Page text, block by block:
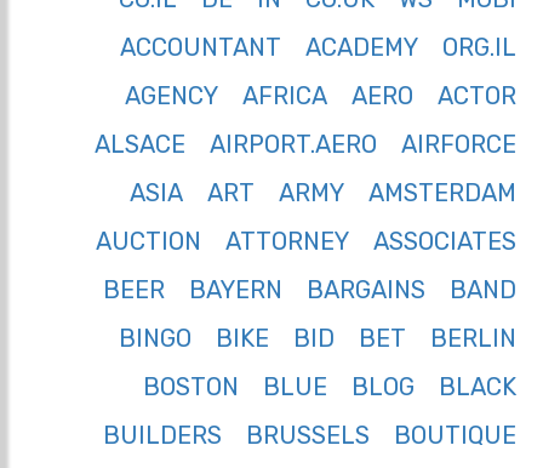
ORG.IL
ACADEMY
ACCOUNTANT
ACTOR
AERO
AFRICA
AGENCY
AIRFORCE
AIRPORT.AERO
ALSACE
AMSTERDAM
ARMY
ART
ASIA
ASSOCIATES
ATTORNEY
AUCTION
BAND
BARGAINS
BAYERN
BEER
BERLIN
BET
BID
BIKE
BINGO
BLACK
BLOG
BLUE
BOSTON
BOUTIQUE
BRUSSELS
BUILDERS